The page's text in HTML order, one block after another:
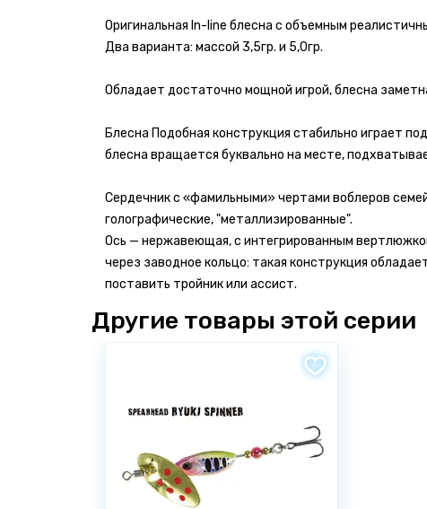
Оригинальная In-line блесна с объемным
Два варианта: массой 3,5гр. и 5,0гр.
Обладает достаточно мощной игрой, блесна
Блесна Подобная конструкция стабильно играет
блесна вращается буквально на месте,
Сердечник с «фамильными» чертами воблеров
голографические, "металлизированные".
Ось — нержавеющая, с интегрированным
через заводное кольцо: такая конструкция
поставить тройник или ассист.
Бонусы за отзыв!
Напиши отзыв от 300 знаков -
Напиши качественный отзыв от 500 знаков
#Ярыболов
Бонусные баллы начисляются только за
Электронная почта *
Другие товары этой серии